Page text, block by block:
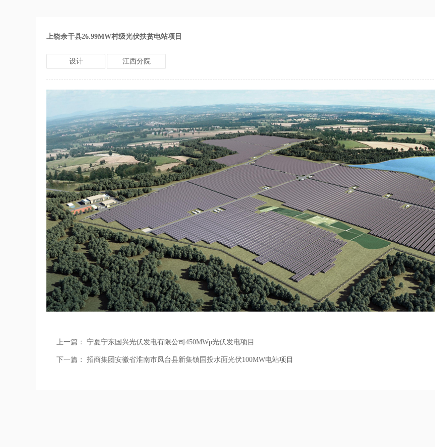
上饶余干县26.99MW村级光伏扶贫电站项目
设计 江西分院
上一篇： 宁夏宁东国兴光伏发电有限公司450MWp光伏发电项目
下一篇： 招商集团安徽省淮南市凤台县新集镇国投水面光伏100MW电站项目